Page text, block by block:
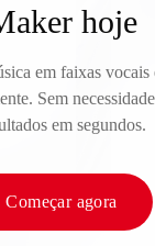
hoje
em faixas vocais
Sem
em segundos.
Começar agora